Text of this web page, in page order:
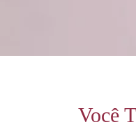
Você